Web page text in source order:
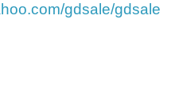
gdsale/gdsale